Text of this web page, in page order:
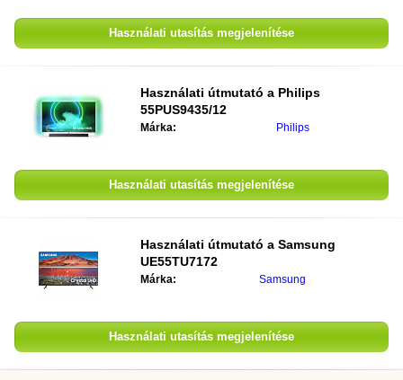
Használati utasítás megjelenítése
Használati útmutató a Philips
55PUS9435/12
Márka: Philips
Használati utasítás megjelenítése
Használati útmutató a Samsung
UE55TU7172
Márka: Samsung
Használati utasítás megjelenítése